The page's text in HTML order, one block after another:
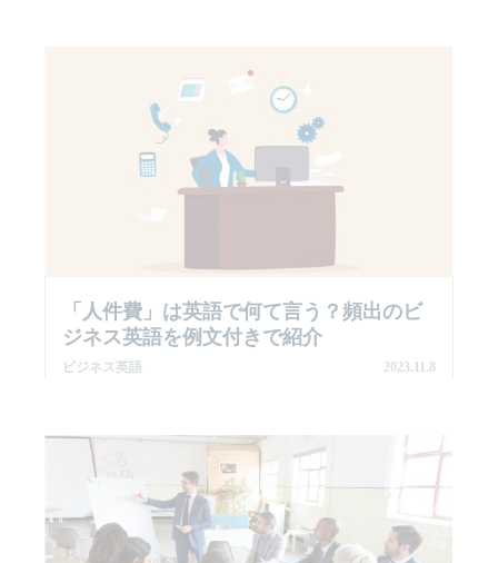
「人件費」は英語で何て言う？頻出のビ
ジネス英語を例文付きで紹介
ビジネス英語 2023.11.8